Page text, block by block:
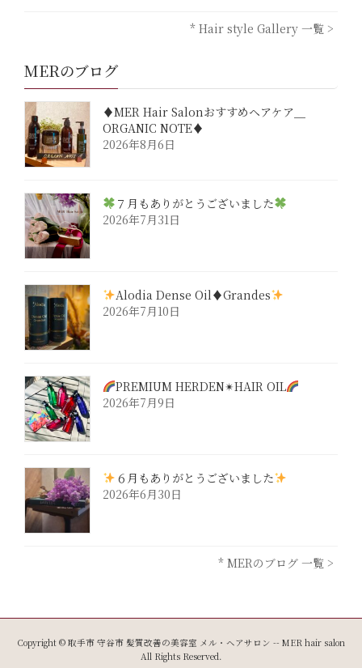
* Hair style Gallery 一覧 >
MERのブログ
♦︎MER Hair Salonおすすめヘアケア＿
ORGANIC NOTE♦︎
2026年8月6日
７月もありがとうございました
2026年7月31日
Alodia Dense Oil♦︎Grandes
2026年7月10日
PREMIUM HERDEN✴︎HAIR OIL
2026年7月9日
６月もありがとうございました
2026年6月30日
* MERのブログ 一覧 >
Copyright © 取手市 守谷市 髪質改善の美容室 メル・ヘアサロン -- MER hair salon
All Rights Reserved.